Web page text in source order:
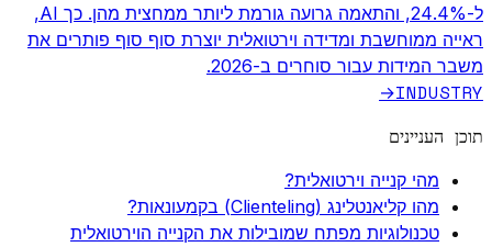
ל-24.4%, והתאמה גרועה גורמת ליותר ממחצית מהן. כך AI,
ראייה ממוחשבת ומדידה וירטואלית יוצרת סוף סוף פותרים את
משבר המידות עבור סוחרים ב-2026.
INDUSTRY
→
תוכן העניינים
מהי קנייה וירטואלית?
מהו קליאנטלינג (Clienteling) בקמעונאות?
טכנולוגיות מפתח שמובילות את הקנייה הוירטואלית